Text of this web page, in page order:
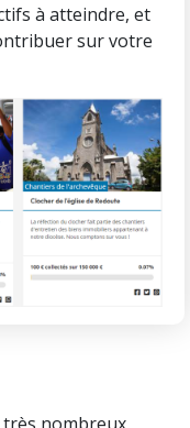
à atteindre, et
sur votre